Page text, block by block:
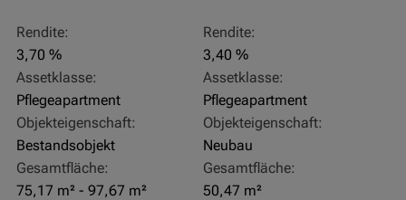
Rendite:
3,70 %
Assetklasse:
Pflegeapartment
Objekteigenschaft:
Bestandsobjekt
Gesamtfläche:
75,17 m² - 97,67 m²
Rendite:
3,40 %
Assetklasse:
Pflegeapartment
Objekteigenschaft:
Neubau
Gesamtfläche:
50,47 m²